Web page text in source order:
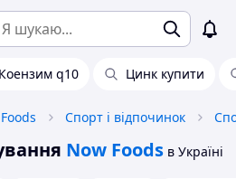
Коензим q10 Цинк купити
Спорт і відпочинок
Now Foods в Україні